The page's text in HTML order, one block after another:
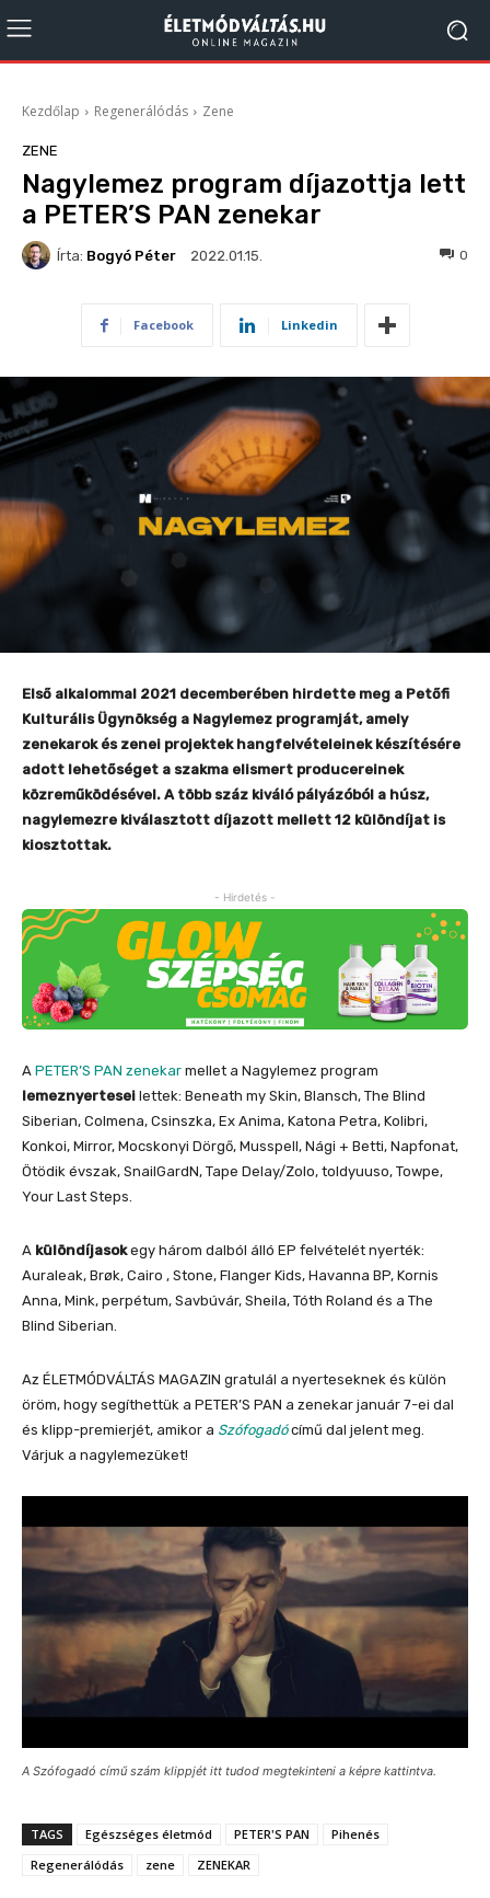
Kezdőlap Regenerálódás Zene
ZENE
Nagylemez program díjazottja lett
a PETER’S PAN zenekar
Írta: Bogyó Péter 2022.01.15. 0
Facebook Linkedin
Első alkalommal 2021 decemberében hirdette meg a Petőfi
Kulturális Ügynökség a Nagylemez programját, amely
zenekarok és zenei projektek hangfelvételeinek készítésére
adott lehetőséget a szakma elismert producereinek
közreműködésével. A több száz kiváló pályázóból a húsz,
nagylemezre kiválasztott díjazott mellett 12 különdíjat is
kiosztottak.
- Hirdetés -
A PETER’S PAN zenekar mellet a Nagylemez program
lemeznyertesei lettek: Beneath my Skin, Blansch, The Blind
Siberian, Colmena, Csinszka, Ex Anima, Katona Petra, Kolibri,
Konkoi, Mirror, Mocskonyi Dörgő, Musspell, Nági + Betti, Napfonat,
Ötödik évszak, SnailGardN, Tape Delay/Zolo, toldyuuso, Towpe,
Your Last Steps.
A különdíjasokegy három dalból álló EP felvételét nyerték:
Auraleak, Brøk, Cairo , Stone, Flanger Kids, Havanna BP, Kornis
Anna, Mink, perpétum, Savbúvár, Sheila, Tóth Roland és a The
Blind Siberian.
Az ÉLETMÓDVÁLTÁS MAGAZIN gratulál a nyerteseknek és külön
öröm, hogy segíthettük a PETER’S PAN a zenekar január 7-ei dal
és klipp-premierjét, amikor a Szófogadó című dal jelent meg.
Várjuk a nagylemezüket!
A Szófogadó című szám klippjét itt tudod megtekinteni a képre kattintva.
TAGS Egészséges életmód PETER'S PAN
Pihenés
Regenerálódás
zene ZENEKAR